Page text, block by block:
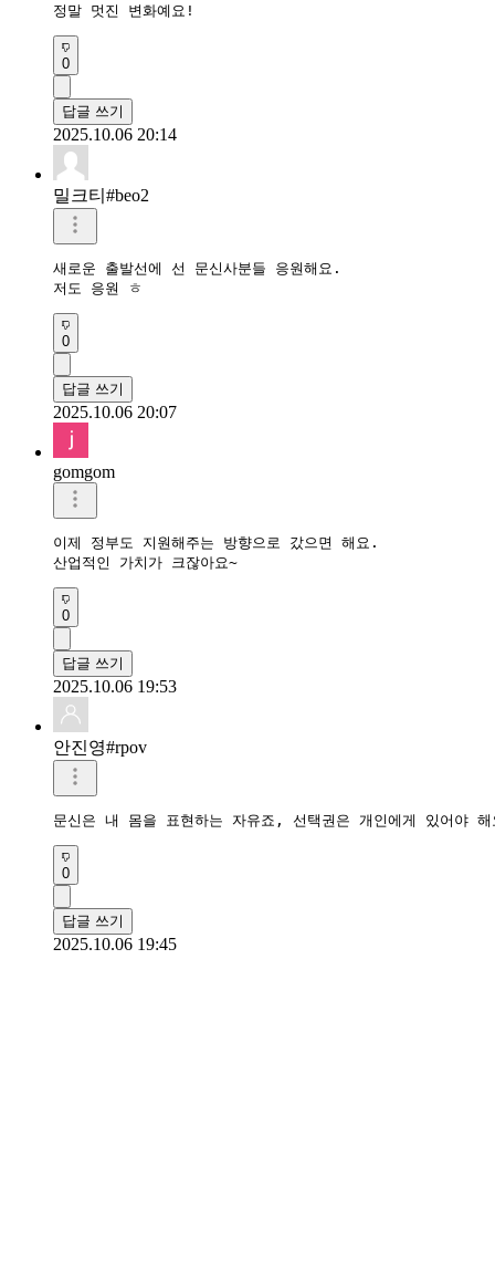
0
답글 쓰기
2025.10.06 20:14
밀크티#beo2
새로운 출발선에 선 문신사분들 응원해요.
저도 응원 ㅎ
0
답글 쓰기
2025.10.06 20:07
gomgom
이제 정부도 지원해주는 방향으로 갔으면 해요.
산업적인 가치가 크잖아요~
0
답글 쓰기
2025.10.06 19:53
안진영#rpov
문신은 내 몸을 표현하는 자유죠, 선택권은 개인에게 있어야
0
답글 쓰기
2025.10.06 19:45